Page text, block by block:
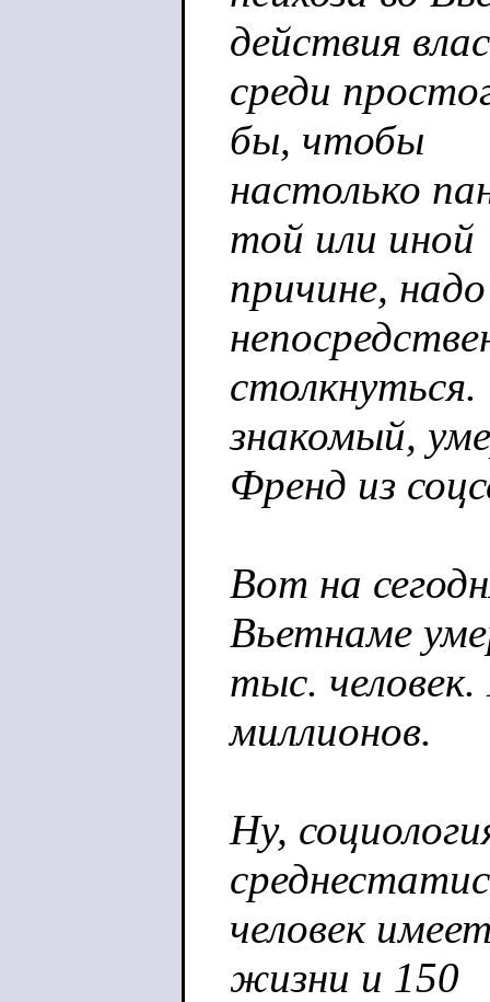
действия
среди
бы, чтобы
настолько
той или иной
причине,
знакомый,
Френд из
Вот на
Вьетнаме
тыс.
миллионов.
Ну,
человек
жизни и 150